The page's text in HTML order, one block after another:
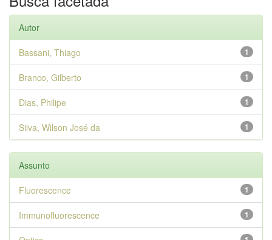
Autor
1
Bassani, Thiago
1
Branco, Gilberto
1
Dias, Philipe
1
Silva, Wilson José da
Assunto
1
Fluorescence
1
Immunofluorescence